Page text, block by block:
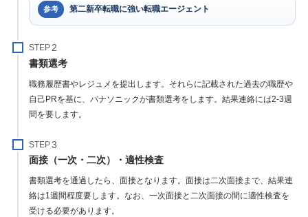
参考 第二新卒転職に強い転職エージェント
STEP
書類選考
職務履歴書やレジュメを提出します。それらに記載された過去の職歴や
自己PRを基に、パナソニックが書類選考をします。結果連絡には2-3週
間を要します。
STEP
面接（一次・二次）・適性検査
書類選考を通過したら、面接となります。面接は二次面接まで、結果連
絡は1週間程度要します。なお、一次面接と二次面接の間に適性検査を
受ける必要があります。